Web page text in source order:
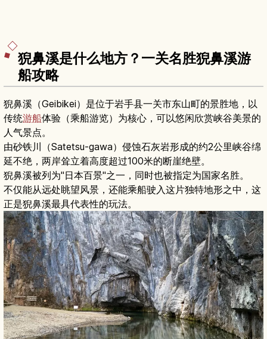
猊鼻溪是什么地方？一关名胜猊鼻溪游
船攻略
猊鼻溪（Geibikei）是位于岩手县一关市东山町的景胜地，以
传统游船体验（乘船游览）为核心，可以悠闲欣赏峡谷美景的
人气景点。
由砂铁川（Satetsu-gawa）侵蚀石灰岩形成的约2公里峡谷绵
延不绝，两岸耸立着高度超过100米的断崖绝壁。
猊鼻溪被列为"日本百景"之一，同时也被指定为国家名胜。
不仅能从远处眺望风景，还能乘船驶入这片独特地形之中，这
正是猊鼻溪最具代表性的玩法。